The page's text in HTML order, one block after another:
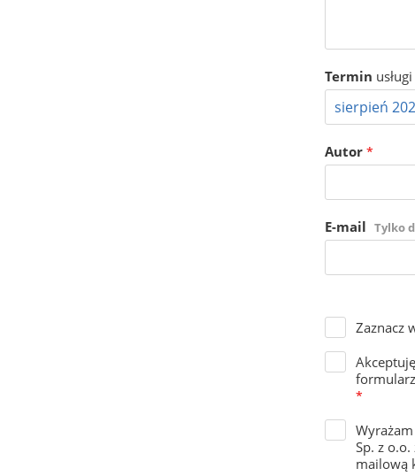
Termin usługi
Autor *
E-mail Tylko
Zaznacz
Akceptuję
*
Sp. z
mailową